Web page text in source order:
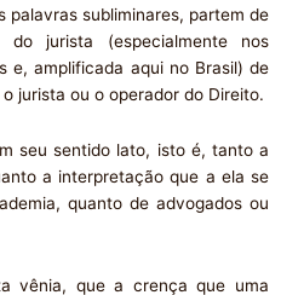
palavras subliminares, partem de
do jurista (especialmente nos
e, amplificada aqui no Brasil) de
jurista ou o operador do Direito.
seu sentido lato, isto é, tanto a
a interpretação que a ela se
quanto de advogados ou
vênia, que a crença que uma